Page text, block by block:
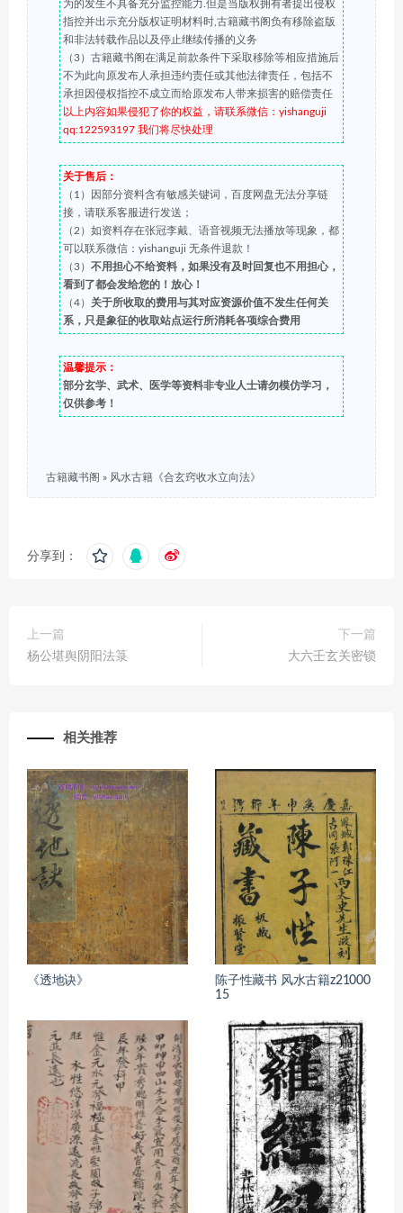
为的发生不具备充分监控能力.但是当版权拥有者提出侵权
指控并出示充分版权证明材料时,古籍藏书阁负有移除盗版
和非法转载作品以及停止继续传播的义务
（3）古籍藏书阁在满足前款条件下采取移除等相应措施后
不为此向原发布人承担违约责任或其他法律责任，包括不
承担因侵权指控不成立而给原发布人带来损害的赔偿责任
以上内容如果侵犯了你的权益，请联系微信：yishanguji
qq:122593197 我们将尽快处理
关于售后：
（1）因部分资料含有敏感关键词，百度网盘无法分享链
接，请联系客服进行发送；
（2）如资料存在张冠李戴、语音视频无法播放等现象，都
可以联系微信：yishanguji 无条件退款！
（3） 不用担心不给资料，如果没有及时回复也不用担心，
看到了都会发给您的！放心！
（4） 关于所收取的费用与其对应资源价值不发生任何关
系，只是象征的收取站点运行所消耗各项综合费用
温馨提示：
部分玄学、武术、医学等资料非专业人士请勿模仿学习，
仅供参考！
古籍藏书阁 » 风水古籍《合玄窍收水立向法》
分享到：
上一篇
杨公堪舆阴阳法箓
下一篇
大六壬玄关密锁
相关推荐
《透地诀》
陈子性藏书 风水古籍z21000
15